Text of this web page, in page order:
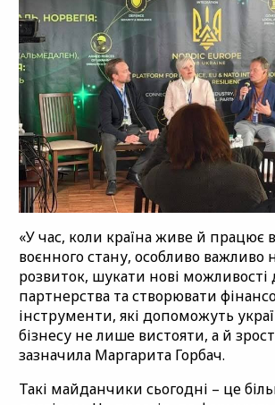
«У час, коли країна живе й працює
воєнного стану, особливо важливо
розвиток, шукати нові можливості
партнерства та створювати
інструменти, які допоможуть
бізнесу не лише вистояти, а й
зазначила Маргарита Горбач.
Такі майданчики сьогодні – це